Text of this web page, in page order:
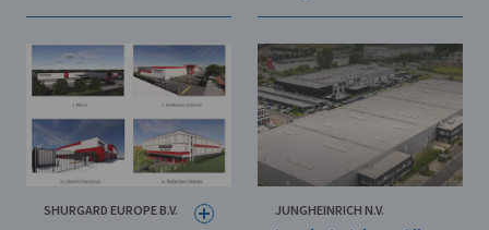
SHURGARD EUROPE B.V. JUNGHEINRICH N.V.